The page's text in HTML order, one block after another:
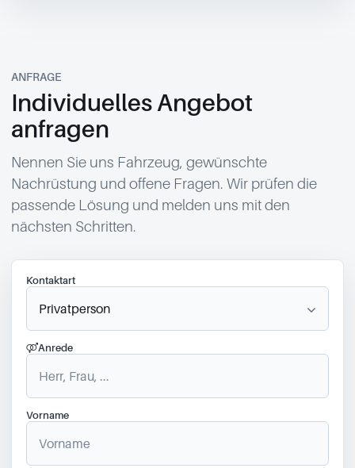
ANFRAGE
Individuelles Angebot
anfragen
Nennen Sie uns Fahrzeug, gewünschte
Nachrüstung und offene Fragen. Wir prüfen die
passende Lösung und melden uns mit den
nächsten Schritten.
Kontaktart
Anrede
Vorname